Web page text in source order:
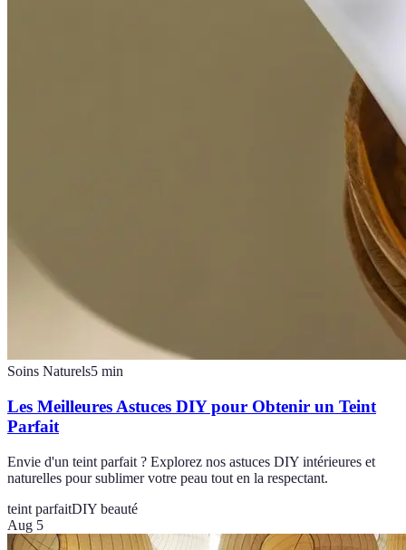
Soins Naturels5 min
Les Meilleures Astuces DIY pour Obtenir un Teint
Parfait
Envie d'un teint parfait ? Explorez nos astuces DIY intérieures et
naturelles pour sublimer votre peau tout en la respectant.
teint parfaitDIY beauté
Aug 5